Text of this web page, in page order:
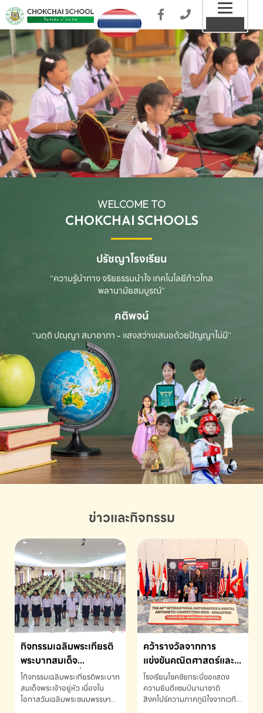
WELCOME TO
CHOKCHAI SCHOOLS
ปรัชญาโรงเรียน
“ความรู้นำทาง จริยธรรมนำใจ เทคโนโลยีก้าวไกล
พลานามัยสมบูรณ์”
คติพจน์
“นตฺถิ ปณฺญา สมาอาภา - แสงสว่างเสมอด้วยปัญญาไม่มี”
ข่าวและกิจกรรม
กิจกรรมเฉลิมพระเกียรติ
พระบาทสมเด็จ
พระเจ้าอยู่หัว เนื่องใน
โอกาสวันเฉลิม
พระชนมพรรษา
โกิจกรรมเฉลิมพระเกียรติพระบาท
สมเด็จพระเจ้าอยู่หัว เนื่องใน
โอกาสวันเฉลิมพระชนมพรรษา
คว้ารางวัลจากการ
แข่งขันคณิตศาสตร์และ
คณิตคิดเร็วนานาชาติ
ครั้งที่ 46 ประจำปี 2569
ณ ประเทศสิงคโปร์
โรงเรียนโชคชัยกระบี่ขอแสดง
ความยินดีแชมป์นานาชาติ
สิงคโปร์ความภาคภูมิใจจากเวที